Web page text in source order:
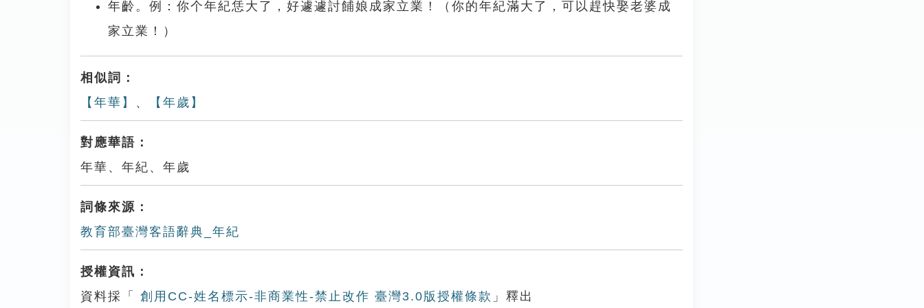
年齡。例：你个年紀恁大了，好遽遽討餔娘成家立業！（你的年紀滿大了，可以趕快娶老婆成
家立業！）
相似詞：
【年華】 、 【年歲】
對應華語：
年華、年紀、年歲
詞條來源：
教育部臺灣客語辭典_年紀
授權資訊：
資料採「
創用CC-姓名標示-非商業性-禁止改作 臺灣3.0版授權條款 」釋出